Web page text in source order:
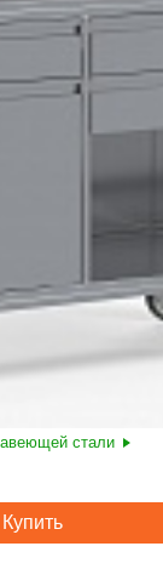
стали
Купить